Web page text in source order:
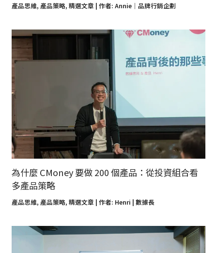
產品思維, 產品策略, 精選文章 | 作者: Annie｜品牌行銷企劃
為什麼 CMoney 要做 200 個產品：從投資組合看
多產品策略
產品思維, 產品策略, 精選文章 | 作者: Henri | 數據長